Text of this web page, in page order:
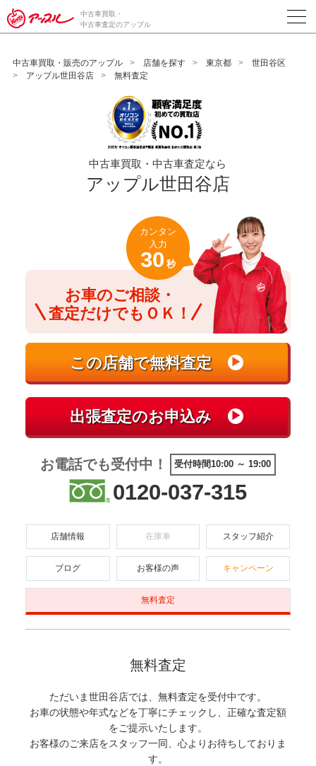
/*ABテスト_新規査定フォームの為のCVボタン*/
中古車買取・
中古車査定のアップル
中古車買取・販売のアップル 店舗を探す 東京都
世田谷区
アップル世田谷店
無料査定
中古車買取・中古車査定なら
アップル世田谷店
お車のご相談・
査定だけでもＯＫ！
カンタン
入力
30 秒
お電話でも受付中！ 受付時間10:00 ～ 19:00
0120-037-315
店舗情報 在庫車 スタッフ紹介
ブログ お客様の声 キャンペーン
無料査定
無料査定
ただいま世田谷店では、無料査定を受付中です。
お車の状態や年式などを丁寧にチェックし、正確な査定額
をご提示いたします。
お客様のご来店をスタッフ一同、心よりお待ちしておりま
す。